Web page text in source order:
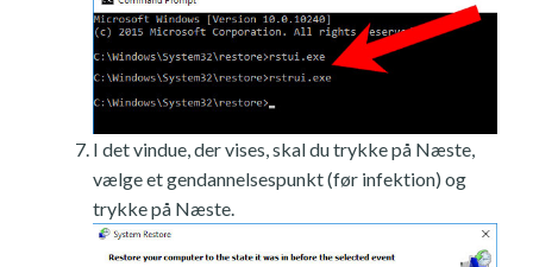
I det vindue, der vises, skal du trykke på Næste,
vælge et gendannelsespunkt (før infektion) og
trykke på Næste.